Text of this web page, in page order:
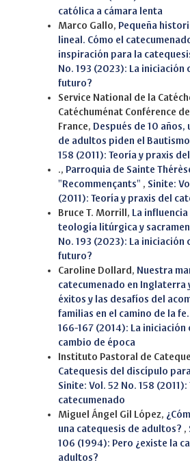
católica a cámara lenta
Marco Gallo, Pequeña
lineal. Cómo el
inspiración para la
No. 193 (2023): La iniciación
futuro?
Service National de la
Catéchuménat Conférence
France, Después de 10 años,
de adultos piden el Bautismo
158 (2011): Teoría y praxis
., Parroquia de Sainte
"Recommençants" , Sinite:
(2011): Teoría y praxis del
Bruce T. Morrill, La
teología litúrgica y
No. 193 (2023): La iniciación
futuro?
Caroline Dollard, Nuestra
catecumenado en Inglaterra
éxitos y las desafíos del
familias en el camino de la fe.
166-167 (2014): La iniciación
cambio de época
Instituto Pastoral de
Catequesis del discípulo
Sinite: Vol. 52 No. 158
catecumenado
Miguel Ángel Gil López,
una catequesis de adultos? ,
106 (1994): Pero ¿existe la
adultos?